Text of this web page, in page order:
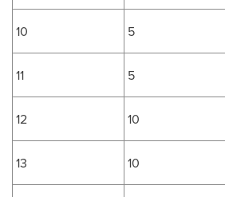
10 5
11 5
12 10
13 10